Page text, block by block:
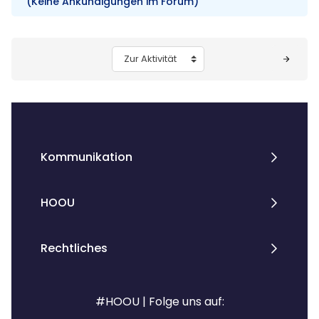
Zur Aktivität
Kommunikation
HOOU
Rechtliches
#HOOU | Folge uns auf: